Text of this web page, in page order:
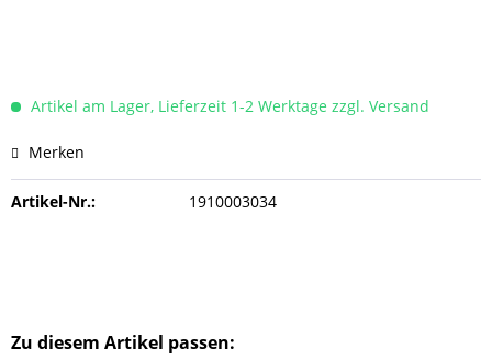
Artikel am Lager, Lieferzeit 1-2 Werktage zzgl. Versand
Merken
Artikel-Nr.: 1910003034
Zu diesem Artikel passen: